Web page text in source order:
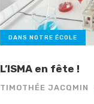
DANS NOTRE ÉCOLE
L’ISMA en fête !
TIMOTHÉE JACQMIN